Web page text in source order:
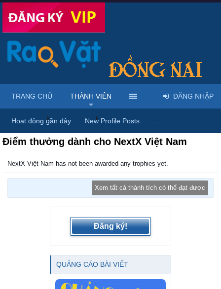
Trang chủ Thành viên NextX Việt Nam
Điểm thưởng dành cho NextX Việt Nam
NextX Việt Nam has not been awarded any trophies yet.
Xem tất cả thành tích có thể đạt được
Đăng ký!
QUẢNG CÁO BÀI VIẾT
TRANG CHỦ THÀNH VIÊN
Hoạt động gần đây New Profile Posts
ĐĂNG NHẬP